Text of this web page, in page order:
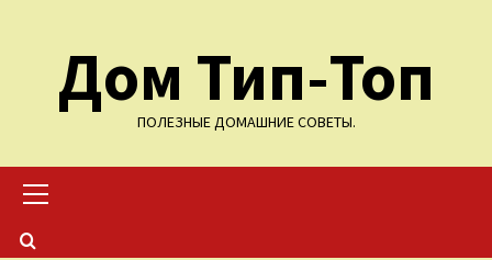
содержимомуДом Тип-Топ
ПОЛЕЗНЫЕ ДОМАШНИЕ СОВЕТЫ.
меню